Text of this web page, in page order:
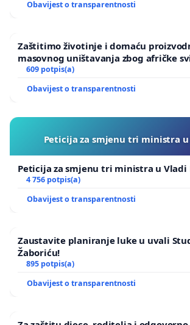
Obavijest o transparentnosti
Zaštitimo životinje i domaću
masovnog uništavanja zbog afričke
609 potpis(a)
Obavijest o transparentnosti
Peticija za smjenu tri ministra u
Peticija za smjenu tri ministra u Vladi
4 756 potpis(a)
Obavijest o transparentnosti
Zaustavite planiranje luke u uvali
Žaboriću!
895 potpis(a)
Obavijest o transparentnosti